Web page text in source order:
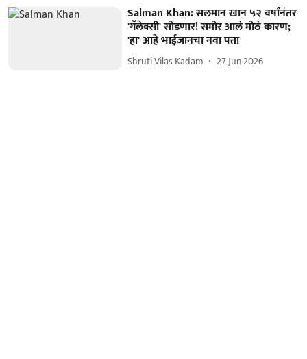
Salman Khan: सलमान खान ५२ वर्षांनंतर
'गॅलेक्सी' सोडणार! समोर आलं मोठं कारण;
'हा' आहे भाईजानचा नवा पत्ता
Shruti Vilas Kadam 27 Jun 2026